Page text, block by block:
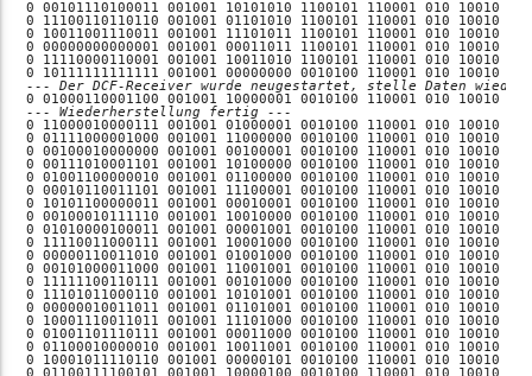
--- Der DCF-Receiver wurde neugestartet, stelle Daten
--- Wiederherstellung fertig ---